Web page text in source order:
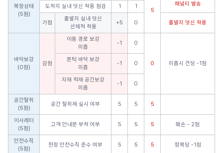
복장상태
(5점)
5
패널티 발송
도착지 실내 덧신 착용 점검 1 1
가점
출발지 실내 덧신
선제적 착용
+5 0 출발지 덧신 착용
바닥보강
(0점)
감점
이동 경로 보강
미흡
-1 0
0 미흡시 건당 -1점
문턱 바닥 보강
미흡
-1 0
자재 적재 공간보강
미흡
-1 0
공간탈취
(5점)
공간 탈취제 실시 여부 5 5 5
이사레터
(5점)
고객 안내문 부착 여부 5 5 5 훼손 - 2점
안전수칙
(5점)
현장 안전수칙 준수 여부 5 5 5 항목당 -1점